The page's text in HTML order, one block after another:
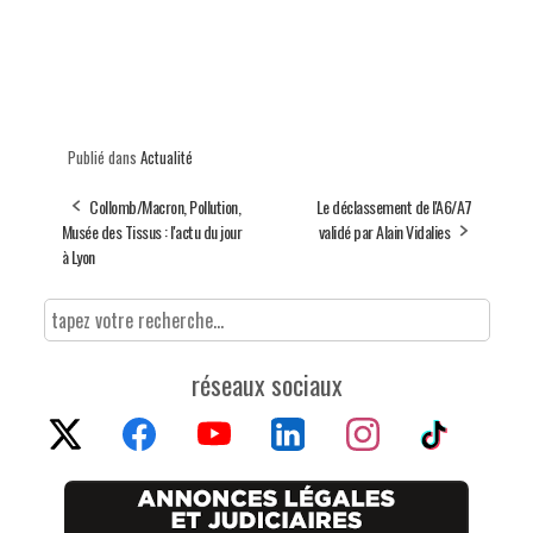
Publié dans Actualité
Collomb/Macron, Pollution,
Musée des Tissus : l'actu du jour
à Lyon
Le déclassement de l'A6/A7
validé par Alain Vidalies
réseaux sociaux